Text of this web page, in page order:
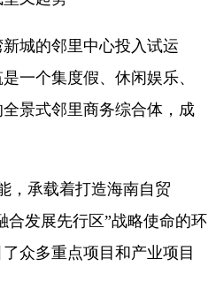
城的邻里中心投入试运
一个集度假、休闲娱乐、
景式邻里商务综合体，成
承载着打造海南自贸
合发展先行区”战略使命的环
众多重点项目和产业项目